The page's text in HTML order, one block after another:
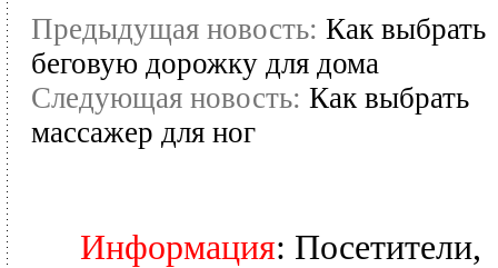
Предыдущая новость: Как выбрать
беговую дорожку для дома
Следующая новость: Как выбрать
массажер для ног
Информация: Посетители,